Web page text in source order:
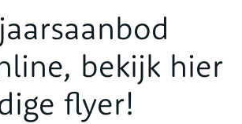
bekijk hier
flyer!